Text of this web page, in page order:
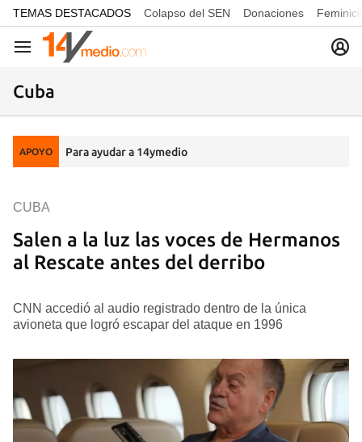
common.go-to-content
TEMAS DESTACADOS Colapso del SEN Donaciones
Navegación
Cuba
APOYO Para ayudar a 14ymedio
Salen a la luz las voces de Hermanos
al Rescate antes del derribo
CUBA
CNN accedió al audio registrado dentro de la única
avioneta que logró escapar del ataque en 1996